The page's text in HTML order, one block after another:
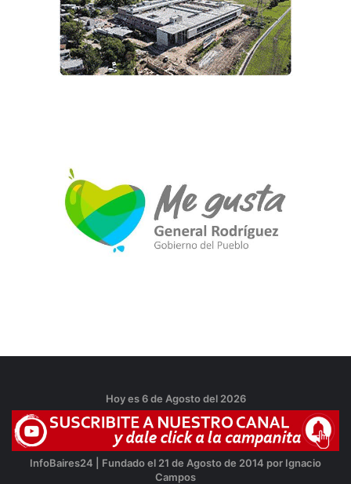
Hoy es 6 de Agosto del 2026
InfoBaires24 | Fundado el 21 de Agosto de 2014 por Ignacio
Campos